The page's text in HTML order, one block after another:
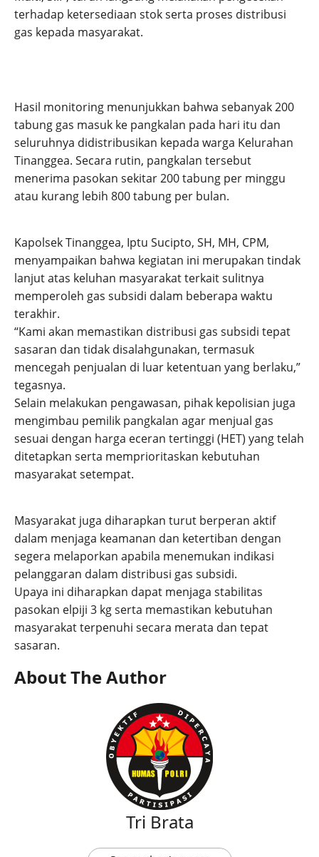
terhadap ketersediaan stok serta proses distribusi
gas kepada masyarakat.
Hasil monitoring menunjukkan bahwa sebanyak 200
tabung gas masuk ke pangkalan pada hari itu dan
seluruhnya didistribusikan kepada warga Kelurahan
Tinanggea. Secara rutin, pangkalan tersebut
menerima pasokan sekitar 200 tabung per minggu
atau kurang lebih 800 tabung per bulan.
Kapolsek Tinanggea, Iptu Sucipto, SH, MH, CPM,
menyampaikan bahwa kegiatan ini merupakan tindak
lanjut atas keluhan masyarakat terkait sulitnya
memperoleh gas subsidi dalam beberapa waktu
terakhir.
“Kami akan memastikan distribusi gas subsidi tepat
sasaran dan tidak disalahgunakan, termasuk
mencegah penjualan di luar ketentuan yang berlaku,”
tegasnya.
Selain melakukan pengawasan, pihak kepolisian juga
mengimbau pemilik pangkalan agar menjual gas
sesuai dengan harga eceran tertinggi (HET) yang telah
ditetapkan serta memprioritaskan kebutuhan
masyarakat setempat.
Masyarakat juga diharapkan turut berperan aktif
dalam menjaga keamanan dan ketertiban dengan
segera melaporkan apabila menemukan indikasi
pelanggaran dalam distribusi gas subsidi.
Upaya ini diharapkan dapat menjaga stabilitas
pasokan elpiji 3 kg serta memastikan kebutuhan
masyarakat terpenuhi secara merata dan tepat
sasaran.
About The Author
Tri Brata